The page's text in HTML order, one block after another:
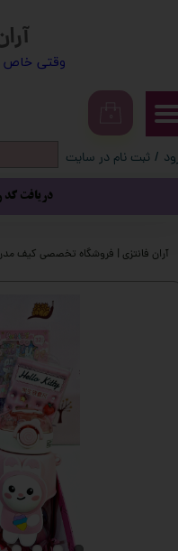
​​وقتی خاص
/ ثبت نام در سایت
سفارشات
خروج از حساب کاربری
دریافت کد
آران فانتزی | فروشگاه تخصصی کیف